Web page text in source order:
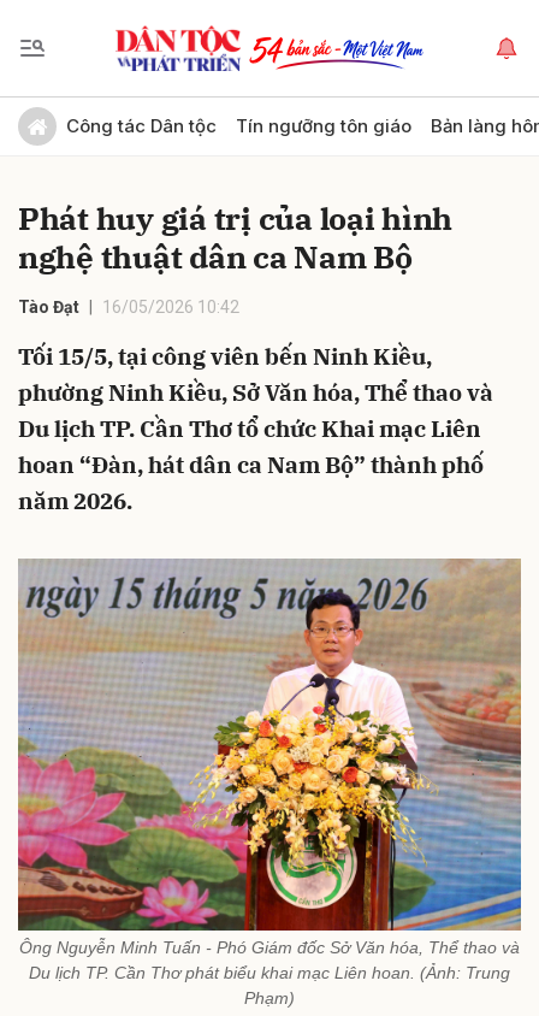
Công tác Dân tộc Tín ngưỡng tôn giáo Bản làng
Phát huy giá trị của loại hình
nghệ thuật dân ca Nam Bộ
Tào Đạt 16/05/2026 10:42
Tối 15/5, tại công viên bến Ninh Kiều,
phường Ninh Kiều, Sở Văn hóa, Thể thao và
Du lịch TP. Cần Thơ tổ chức Khai mạc Liên
hoan “Đàn, hát dân ca Nam Bộ” thành phố
năm 2026.
Ông Nguyễn Minh Tuấn - Phó Giám đốc Sở Văn hóa, Thể thao và
Du lịch TP. Cần Thơ phát biểu khai mạc Liên hoan. (Ảnh: Trung
Phạm)
Gửi bình luận
Hủy